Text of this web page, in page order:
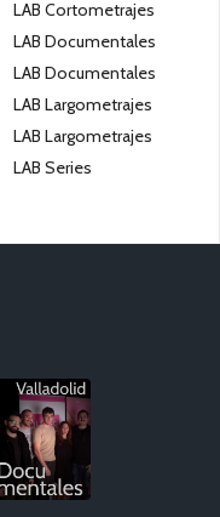
LAB Cortometrajes
LAB Documentales
LAB Documentales
LAB Largometrajes
LAB Largometrajes
LAB Series